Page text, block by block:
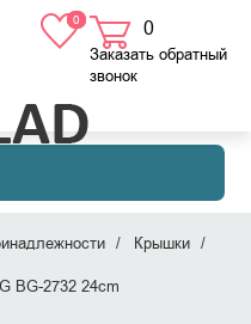
0 0
в корзине
Заказать обратный
звонок
Крышки
BG-2732 24cm